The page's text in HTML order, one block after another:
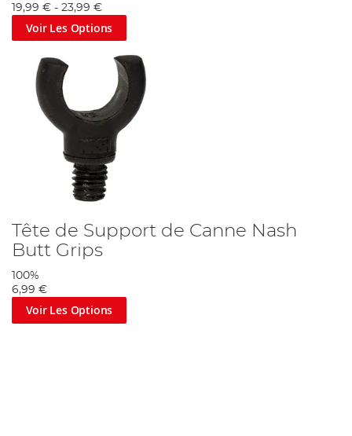
19,99 € - 23,99 €
Voir Les Options
Tête de Support de Canne Nash
Butt Grips
100%
6,99 €
Voir Les Options